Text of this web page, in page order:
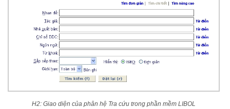
H2: Giao diện của phân hệ Tra cứu trong phần mềm LIBOL